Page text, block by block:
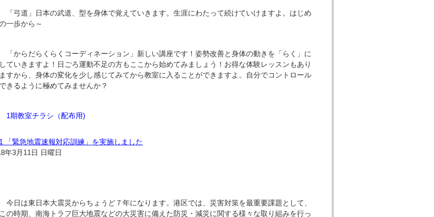
「弓道」日本の武道、型を身体で覚えていきます。生涯にわたって続けていけますよ。はじめ
一歩から～
「からだらくらくコーディネーション」新しい講座です！姿勢改善と身体の動きを「らく」に
ていきますよ！日ごろ運動不足の方もここから始めてみましょう！お得な体験レッスンもあり
すから、身体の変化を少し感じてみてから教室に入ることができますよ。自分でコントロール
きるように極めてみませんか？
1期教室チラシ（配布用)
「緊急地震速報対応訓練」を実施しました
年3月11日 日曜日
今日は東日本大震災からちょうど７年になります。港区では、災害対策を最重要課題として、
の時期、南海トラフ巨大地震などの大災害に備えた防災・減災に関する様々な取り組みを行っ